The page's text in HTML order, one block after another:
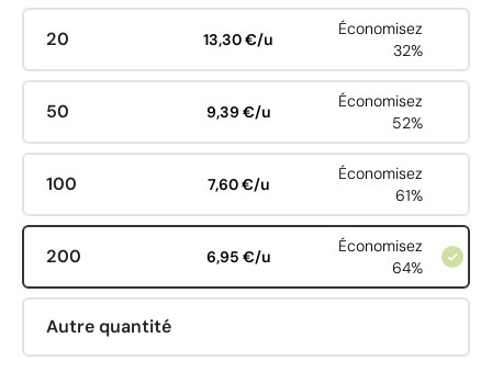
20 13,30 €/u
Économisez
32%
50 9,39 €/u
Économisez
52%
100 7,60 €/u
Économisez
61%
200 6,95 €/u
Économisez
64%
Autre quantité